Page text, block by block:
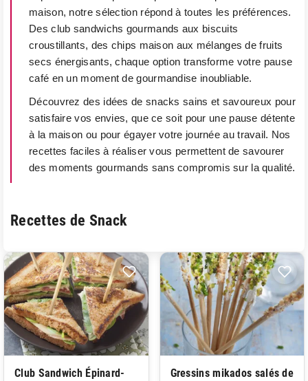
maison, notre sélection répond à toutes les préférences.
Des club sandwichs gourmands aux biscuits
croustillants, des chips maison aux mélanges de fruits
secs énergisants, chaque option transforme votre pause
café en un moment de gourmandise inoubliable.
Découvrez des idées de snacks sains et savoureux pour
satisfaire vos envies, que ce soit pour une pause détente
à la maison ou pour égayer votre journée au travail. Nos
recettes faciles à réaliser vous permettent de savourer
des moments gourmands sans compromis sur la qualité.
Recettes de Snack
Club Sandwich Épinard-
Gressins mikados salés de